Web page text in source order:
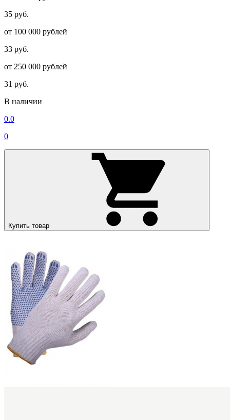
35 руб.
от 100 000 рублей
33 руб.
от 250 000 рублей
31 руб.
В наличии
0.0
0
Купить товар